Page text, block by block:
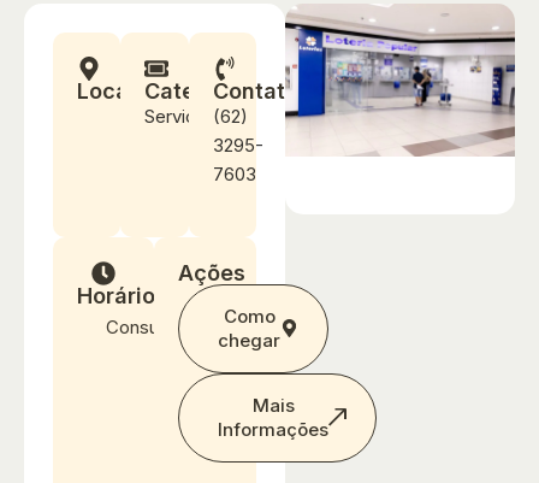
LocalizaçãoCategoria
Serviços
Contato
(62)
3295-
7603
Horários
Consultar
Ações
Como
chegar
Mais
Informações